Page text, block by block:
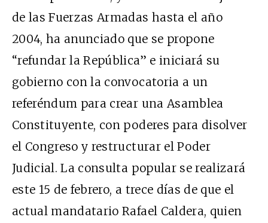
de las Fuerzas Armadas hasta el año
2004, ha anunciado que se propone
“refundar la República” e iniciará su
gobierno con la convocatoria a un
referéndum para crear una Asamblea
Constituyente, con poderes para disolver
el Congreso y restructurar el Poder
Judicial. La consulta popular se realizará
este 15 de febrero, a trece días de que el
actual mandatario Rafael Caldera, quien